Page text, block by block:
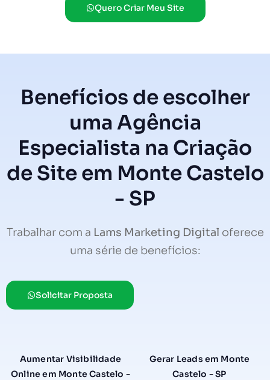
Quero Criar Meu Site
Benefícios de escolher
uma Agência
Especialista na Criação
de Site em Monte Castelo
- SP
Trabalhar com a Lams Marketing Digital oferece
uma série de benefícios:
Solicitar Proposta
Aumentar Visibilidade
Online em Monte Castelo -
Gerar Leads em Monte
Castelo - SP